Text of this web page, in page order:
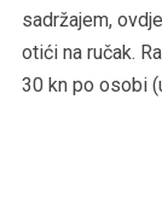
sadržajem,
otići na ručak.
30 kn po osobi